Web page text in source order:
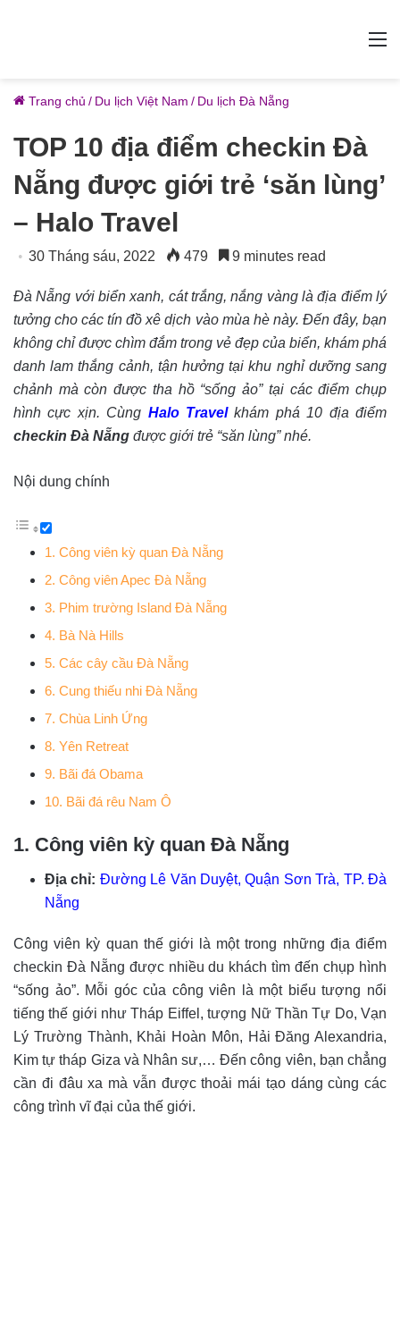
Trang chủ / Du lịch Việt Nam / Du lịch Đà Nẵng
TOP 10 địa điểm checkin Đà
Nẵng được giới trẻ ‘săn lùng’
– Halo Travel
30 Tháng sáu, 2022 479 9 minutes read
Đà Nẵng với biển xanh, cát trắng, nắng vàng là địa điểm lý
tưởng cho các tín đồ xê dịch vào mùa hè này. Đến đây, bạn
không chỉ được chìm đắm trong vẻ đẹp của biển, khám phá
danh lam thắng cảnh, tận hưởng tại khu nghỉ dưỡng sang
chảnh mà còn được tha hồ “sống ảo” tại các điểm chụp
hình cực xịn. Cùng Halo Travelkhám phá 10 địa điểm
checkin Đà Nẵng được giới trẻ “săn lùng” nhé.
Nội dung chính
1. Công viên kỳ quan Đà Nẵng
2. Công viên Apec Đà Nẵng
3. Phim trường Island Đà Nẵng
4. Bà Nà Hills
5. Các cây cầu Đà Nẵng
6. Cung thiếu nhi Đà Nẵng
7. Chùa Linh Ứng
8. Yên Retreat
9. Bãi đá Obama
10. Bãi đá rêu Nam Ô
1. Công viên kỳ quan Đà Nẵng
Địa chỉ: Đường Lê Văn Duyệt, Quận Sơn Trà, TP. Đà
Nẵng
Công viên kỳ quan thế giới là một trong những địa điểm
checkin Đà Nẵng được nhiều du khách tìm đến chụp hình
“sống ảo”. Mỗi góc của công viên là một biểu tượng nổi
tiếng thế giới như Tháp Eiffel, tượng Nữ Thần Tự Do, Vạn
Lý Trường Thành, Khải Hoàn Môn, Hải Đăng Alexandria,
Kim tự tháp Giza và Nhân sư,… Đến công viên, bạn chẳng
cần đi đâu xa mà vẫn được thoải mái tạo dáng cùng các
công trình vĩ đại của thế giới.